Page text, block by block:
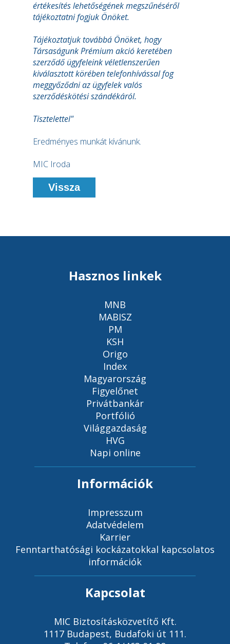
értékesítés lehetőségének megszűnéséről
tájékoztatni fogjuk Önöket.
Tájékoztatjuk továbbá Önöket, hogy
Társaságunk Prémium akció keretében
szerződő ügyfeleink véletlenszerűen
kiválasztott körében telefonhívással fog
meggyőződni az ügyfelek valós
szerződéskötési szándékáról.
Tisztelettel"
Eredményes munkát kívánunk.
MIC Iroda
Vissza
Hasznos linkek
MNB
MABISZ
PM
KSH
Origo
Index
Magyarország
Figyelőnet
Privátbankár
Portfólió
Világgazdaság
HVG
Napi online
Információk
Impresszum
Adatvédelem
Karrier
Fenntarthatósági kockázatokkal kapcsolatos
információk
Kapcsolat
MIC Biztosításközvetítő Kft.
1117 Budapest, Budafoki út 111.